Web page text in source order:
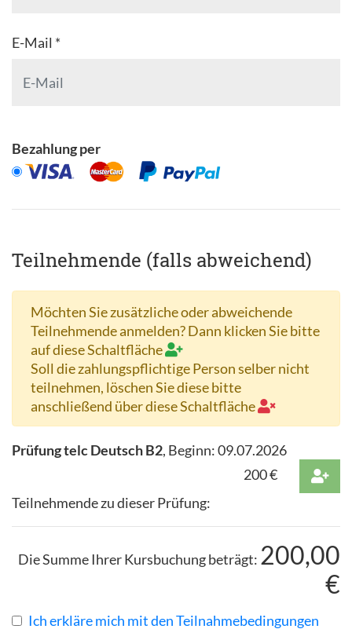
E-Mail *
Bezahlung per
Teilnehmende (falls abweichend)
Möchten Sie zusätzliche oder abweichende
Teilnehmende anmelden? Dann klicken Sie bitte
auf diese Schaltfläche
Soll die zahlungspflichtige Person selber nicht
teilnehmen, löschen Sie diese bitte
anschließend über diese Schaltfläche
Prüfung telc Deutsch B2, Beginn:09.07.2026
200€
Teilnehmende zu dieser Prüfung:
Die Summe Ihrer Kursbuchung beträgt: 200,00
€
Ich erkläre mich mit den Teilnahmebedingungen